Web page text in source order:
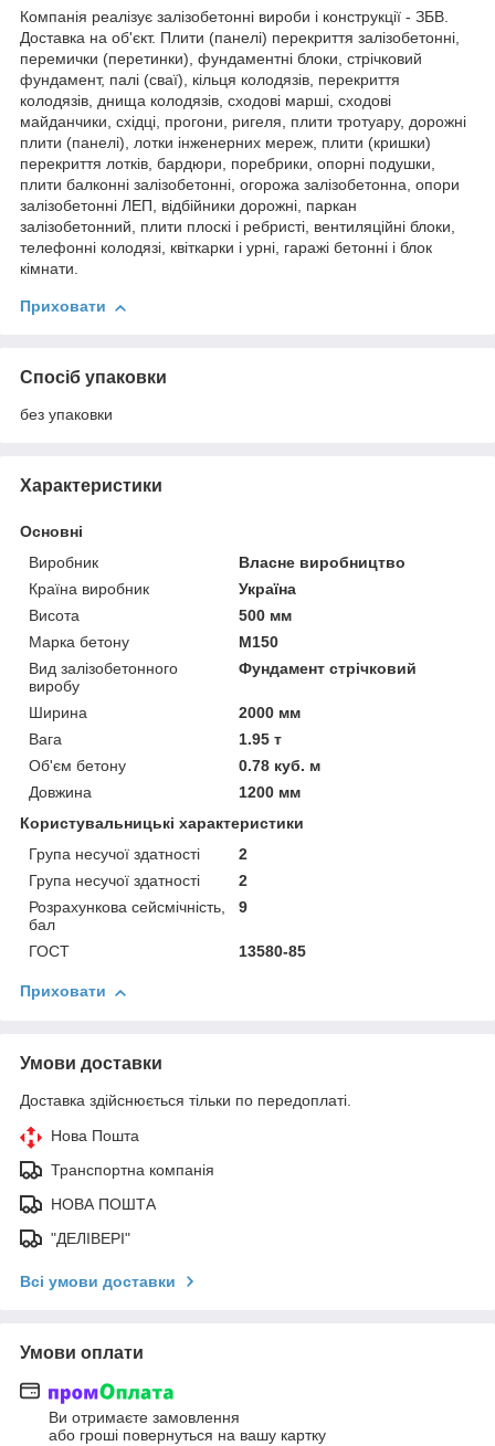
Компанія реалізує залізобетонні вироби і конструкції - ЗБВ.
Доставка на об'єкт. Плити (панелі) перекриття залізобетонні,
перемички (перетинки), фундаментні блоки, стрічковий
фундамент, палі (сваї), кільця колодязів, перекриття
колодязів, днища колодязів, сходові марші, сходові
майданчики, східці, прогони, ригеля, плити тротуару, дорожні
плити (панелі), лотки інженерних мереж, плити (кришки)
перекриття лотків, бардюри, поребрики, опорні подушки,
плити балконні залізобетонні, огорожа залізобетонна, опори
залізобетонні ЛЕП, відбійники дорожні, паркан
залізобетонний, плити плоскі і ребристі, вентиляційні блоки,
телефонні колодязі, квіткарки і урні, гаражі бетонні і блок
кімнати.
Приховати
Спосіб упаковки
без упаковки
Характеристики
Основні
Виробник
Власне виробництво
Країна виробник
Україна
Висота
500 мм
Марка бетону
М150
Вид залізобетонного
виробу
Фундамент стрічковий
Ширина
2000 мм
Вага
1.95 т
Об'єм бетону
0.78 куб. м
Довжина
1200 мм
Користувальницькі характеристики
Група несучої здатності
2
Група несучої здатності
2
Розрахункова сейсмічність,
бал
9
ГОСТ 13580-85
Приховати
Умови доставки
Доставка здійснюється тільки по передоплаті.
Нова Пошта
Транспортна компанія
НОВА ПОШТА
"ДЕЛІВЕРІ"
Всі умови доставки
Умови оплати
Ви отримаєте замовлення
або гроші повернуться на вашу картку